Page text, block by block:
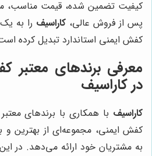
کیفیت تضمین شده، قیمت
پس از فروش عالی، کاراسیف را به
کفش ایمنی استاندارد تبدیل کرده
معرفی برندهای معتبر
در کاراسیف
کاراسیف با همکاری با برندهای
کفش ایمنی، مجموعه‌ای از بهترین و
به مشتریان خود ارائه می‌دهد. در